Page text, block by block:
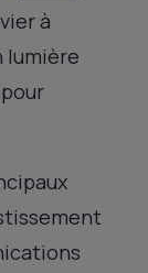
à
lumière